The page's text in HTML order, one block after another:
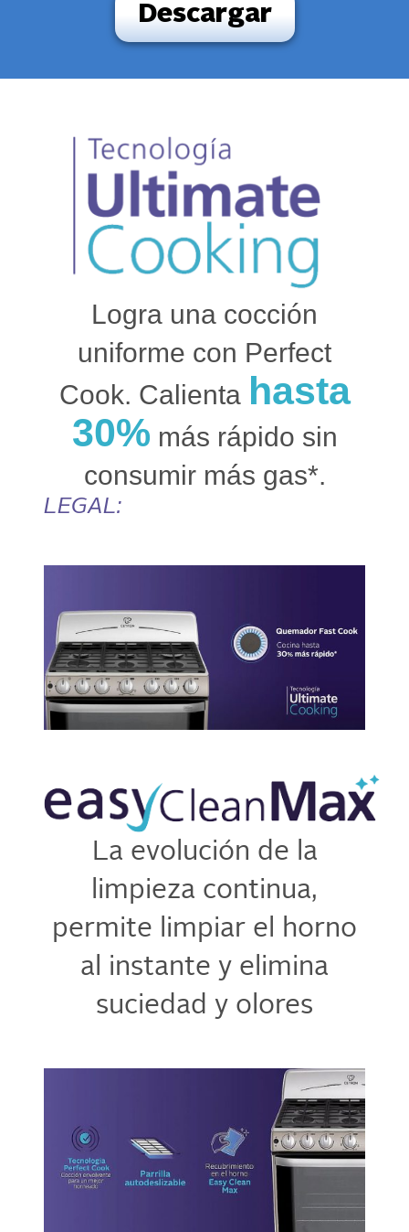
Descargar
Logra una cocción
uniforme con Perfect
Cook. Calienta hasta
30% más rápido sin
consumir más gas*.
LEGAL:
La evolución de la
limpieza continua,
permite limpiar el horno
al instante y elimina
suciedad y olores